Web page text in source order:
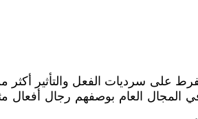
على سرديات الفعل والتأثير
الملكية أو الجمهورية أو ما بعد 2003 يسوّقون أنفسهم